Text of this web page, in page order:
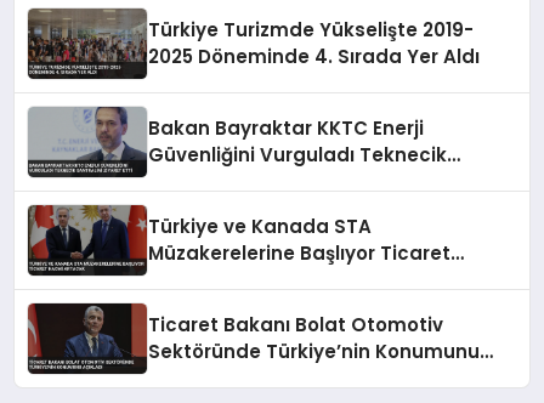
Türkiye Turizmde Yükselişte 2019-
2025 Döneminde 4. Sırada Yer Aldı
Bakan Bayraktar KKTC Enerji
Güvenliğini Vurguladı Teknecik
Türkiye ve Kanada STA
Müzakerelerine Başlıyor Ticaret
Ticaret Bakanı Bolat Otomotiv
Sektöründe Türkiye’nin Konumunu